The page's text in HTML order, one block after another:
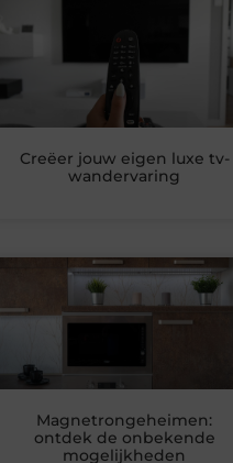
Creëer jouw eigen luxe tv-
wandervaring
Magnetrongeheimen:
ontdek de onbekende
mogelijkheden